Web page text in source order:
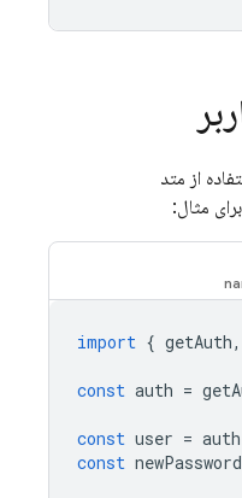
از متد
مثال:
import { getAuth,
const auth =
const user = auth
const newPassword